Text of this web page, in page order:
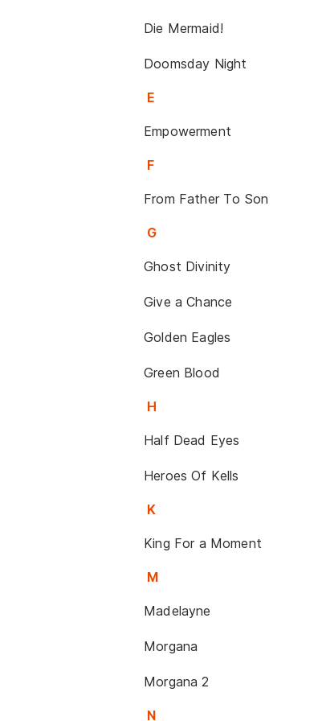
Die Mermaid!
Doomsday Night
E
Empowerment
F
From Father To Son
G
Ghost Divinity
Give a Chance
Golden Eagles
Green Blood
H
Half Dead Eyes
Heroes Of Kells
K
King For a Moment
M
Madelayne
Morgana
Morgana 2
N